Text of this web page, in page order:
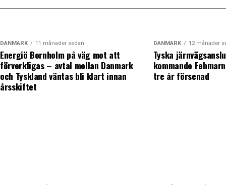
DANMARK 11 månader sedan
Energiö Bornholm på väg mot att
förverkligas – avtal mellan Danmark
och Tyskland väntas bli klart innan
årsskiftet
DANMARK 12 månader
Tyska
kommande
tre år försenad